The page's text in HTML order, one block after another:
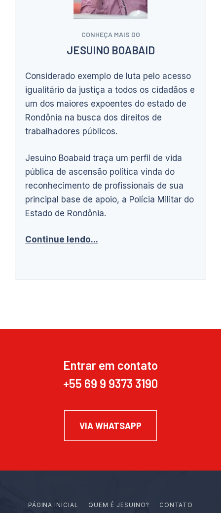
CONHEÇA MAIS DO
JESUINO BOABAID
Considerado exemplo de luta pelo acesso
igualitário da justiça a todos os cidadãos e
um dos maiores expoentes do estado de
Rondônia na busca dos direitos de
trabalhadores públicos.
Jesuino Boabaid traça um perfil de vida
pública de ascensão política vinda do
reconhecimento de profissionais de sua
principal base de apoio, a Polícia Militar do
Estado de Rondônia.
Continue lendo...
Entrar em contato
+55 69 9 9373 3190
VIA WHATSAPP
PÁGINA INICIAL Q U EM É J ES U I N O? CONTATO